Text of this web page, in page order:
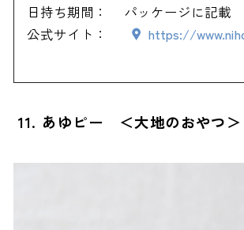
日持ち期間：
パッケージに記載
公式サイト：
https://
11. あゆピー ＜大地のおやつ＞